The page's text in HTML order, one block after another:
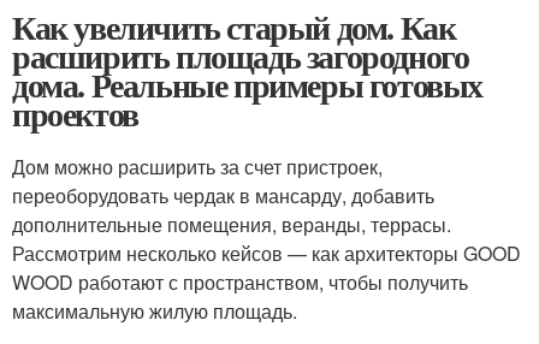
Как увеличить старый дом. Как
расширить площадь загородного
дома. Реальные примеры готовых
проектов
Дом можно расширить за счет пристроек,
переоборудовать чердак в мансарду, добавить
дополнительные помещения, веранды, террасы.
Рассмотрим несколько кейсов — как архитекторы GOOD
WOOD работают с пространством, чтобы получить
максимальную жилую площадь.